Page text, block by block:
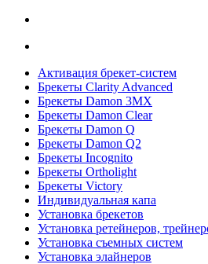
Активация брекет-систем
Брекеты Clarity Advanced
Брекеты Damon 3MX
Брекеты Damon Clear
Брекеты Damon Q
Брекеты Damon Q2
Брекеты Incognito
Брекеты Ortholight
Брекеты Victory
Индивидуальная капа
Установка брекетов
Установка ретейнеров,
Установка съемных систем
Установка элайнеров